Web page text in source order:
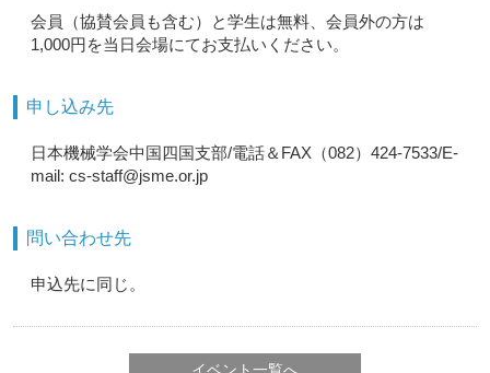
会員（協賛会員も含む）と学生は無料、会員外の方は
1,000円を当日会場にてお支払いください。
申し込み先
日本機械学会中国四国支部/電話＆FAX（082）424-7533/E-
mail: cs-staff@jsme.or.jp
問い合わせ先
申込先に同じ。